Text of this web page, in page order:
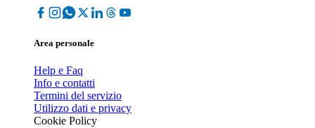
Area personale
Help e Faq
Info e contatti
Termini del servizio
Utilizzo dati e privacy
Cookie Policy